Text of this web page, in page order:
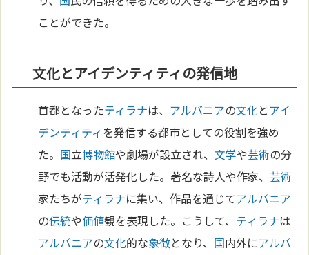
ことができた。
文化とアイデンティティの発信地
首都となったティラナは、 アルバニアの文化とアイ
デンティティを発信する都市としての役割を強め
た。 国立博物館や劇場が設立され、文学や芸術の分
野でも活動が活発化した。著名な詩人や作家、芸術
家たちがティラナに集い、作品を通じてアルバニア
の伝統や価値観を表現した。こうして、 ティラナは
アルバニアの文化的な象徴となり、 国内外にアルバ